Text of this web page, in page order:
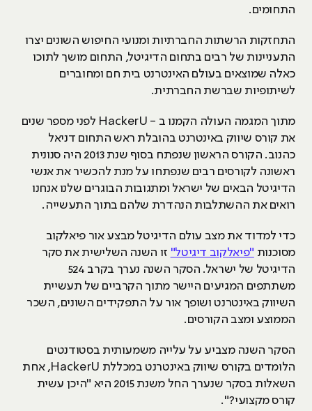
התחומים.
התחזקות הרשתות החברתיות ומנועי החיפוש השונים יצרו
התעניינות של רבים בתחום הדיגיטל, התחום מושך לתוכו
כאלה שמוצאים בעולם האינטרנט בית חם ומחוברים
לשיתופיות שברשת החברתית.
מתוך המגמה העולה הקמנו ב - HackerU לפני מספר שנים
את קורס שיווק באינטרנט בהובלת ראש התחום דניאל
כהנוב. הקורס הראשון שנפתח בסוף שנת 2013 היה סנונית
ראשונה לקורסים רבים שנפתחו על מנת להכשיר את אנשי
הדיגיטל הבאים של ישראל ומתגובות הבוגרים שלנו אנחנו
רואים את ההשתלבות הנהדרת שלהם בתוך התעשייה.
כדי למדוד את מצב עולם הדיגיטל מבצע אור פיאלקוב
מסוכנות "פיאלקוב דיגיטל" זו השנה השלישית את סקר
הדיגיטל של ישראל. הסקר השנה נערך בקרב 524
משתתפים המגיעים היישר מתוך הקרביים של תעשיית
השיווק באינטרנט ושופך אור על התפקידים השונים, השכר
הממוצע ומצב הקורסים.
הסקר השנה מצביע על עלייה משמעותית בסטודנטים
הלומדים בקורס שיווק באינטרנט במכללת HackerU, אחת
השאלות בסקר שנערך החל משנת 2015 היא "היכן עשית
קורס מקצועי?".